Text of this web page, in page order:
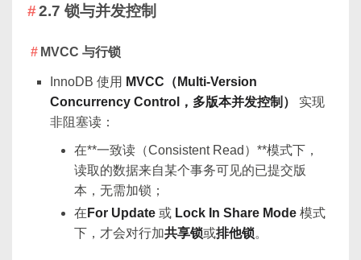
2.7 锁与并发控制
MVCC 与行锁
InnoDB 使用 MVCC（Multi-Version
Concurrency Control，多版本并发控制）
实现
非阻塞读：
在**一致读（Consistent Read）**模式下，
读取的数据来自某个事务可见的已提交版
本，无需加锁；
在 For Update 或 Lock In Share Mode 模式
下，才会对行加共享锁或排他锁。